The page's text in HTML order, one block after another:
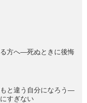
方へ―死ぬときに後悔
と違う自分になろう―
すぎない